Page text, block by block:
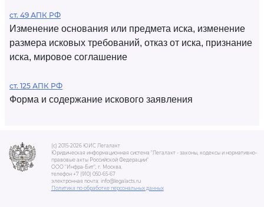
ст. 49 АПК РФ
Изменение основания или предмета иска, изменение
размера исковых требований, отказ от иска, признание
иска, мировое соглашение
ст. 125 АПК РФ
Форма и содержание искового заявления
(c) 2015-2026 ЮИС Легалакт
Юридическая информационная система "Легалакт - законы, кодексы и нормативно-
правовые акты Российской Федерации"
ООО "Инфра-Бит", г. Москва.
телефон +7 (910) 050-65-67
электронная почта: info@legalacts.ru
Политика по обработке персональных данных